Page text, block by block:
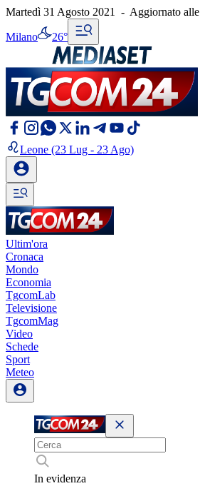
Martedì 31 Agosto 2021 - Aggiornato alle
Milano 26°
Leone (23 Lug - 23 Ago)
Ultim'ora
Cronaca
Mondo
Economia
TgcomLab
Televisione
TgcomMag
Video
Schede
Sport
Meteo
In evidenza